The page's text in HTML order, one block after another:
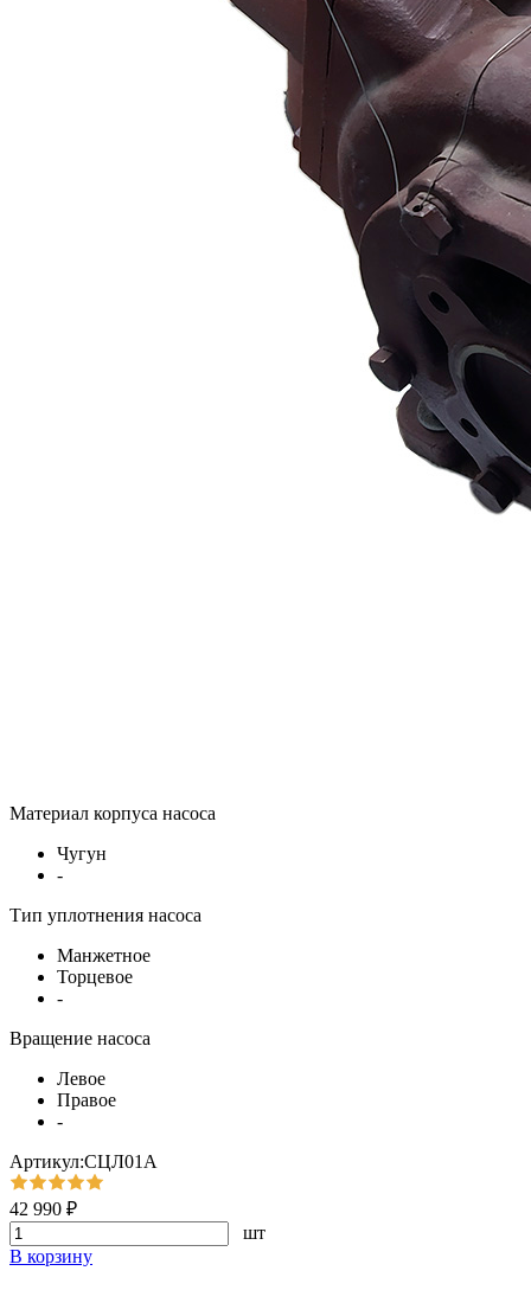
Материал корпуса насоса
Чугун
-
Тип уплотнения насоса
Манжетное
Торцевое
-
Вращение насоса
Левое
Правое
-
Артикул:СЦЛ01А
42 990 ₽
шт
В корзину